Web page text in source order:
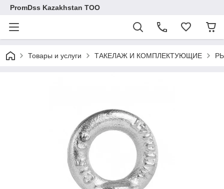
PromDss Kazakhstan TOO
Товары и услуги ТАКЕЛАЖ И КОМПЛЕКТУЮЩИЕ